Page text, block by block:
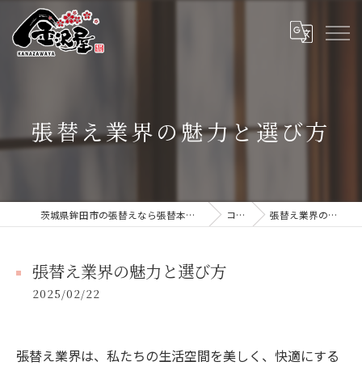
張替え業界の魅力と選び方
茨城県鉾田市の張替えなら張替本舗 金沢屋 大洗・鹿嶋店 コラム 張替え業界の魅力と選び方
張替え業界の魅力と選び方
2025/02/22
張替え業界は、私たちの生活空間を美しく、快適にする